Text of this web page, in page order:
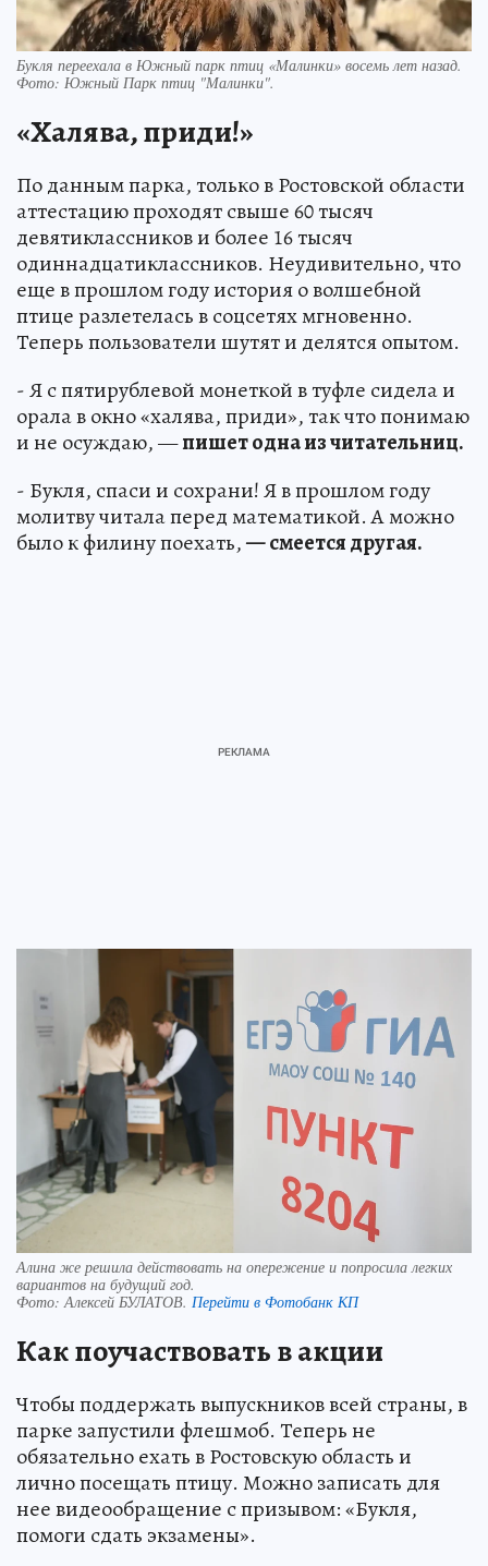
Букля переехала в Южный парк птиц «Малинки» восемь лет назад.
Фото: Южный Парк птиц "Малинки".
«Халява, приди!»
По данным парка, только в Ростовской области
аттестацию проходят свыше 60 тысяч
девятиклассников и более 16 тысяч
одиннадцатиклассников. Неудивительно, что
еще в прошлом году история о волшебной
птице разлетелась в соцсетях мгновенно.
Теперь пользователи шутят и делятся опытом.
- Я с пятирублевой монеткой в туфле сидела и
орала в окно «халява, приди», так что понимаю
и не осуждаю, —пишет одна из читательниц.
- Букля, спаси и сохрани! Я в прошлом году
молитву читала перед математикой. А можно
было к филину поехать,— смеется другая.
Алина же решила действовать на опережение и попросила легких
вариантов на будущий год.
Фото:Алексей БУЛАТОВ. Перейти в Фотобанк КП
Как поучаствовать в акции
Чтобы поддержать выпускников всей страны, в
парке запустили флешмоб. Теперь не
обязательно ехать в Ростовскую область и
лично посещать птицу. Можно записать для
нее видеообращение с призывом: «Букля,
помоги сдать экзамены».